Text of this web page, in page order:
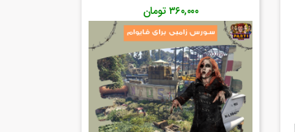
۳۶۰,۰۰۰تومان